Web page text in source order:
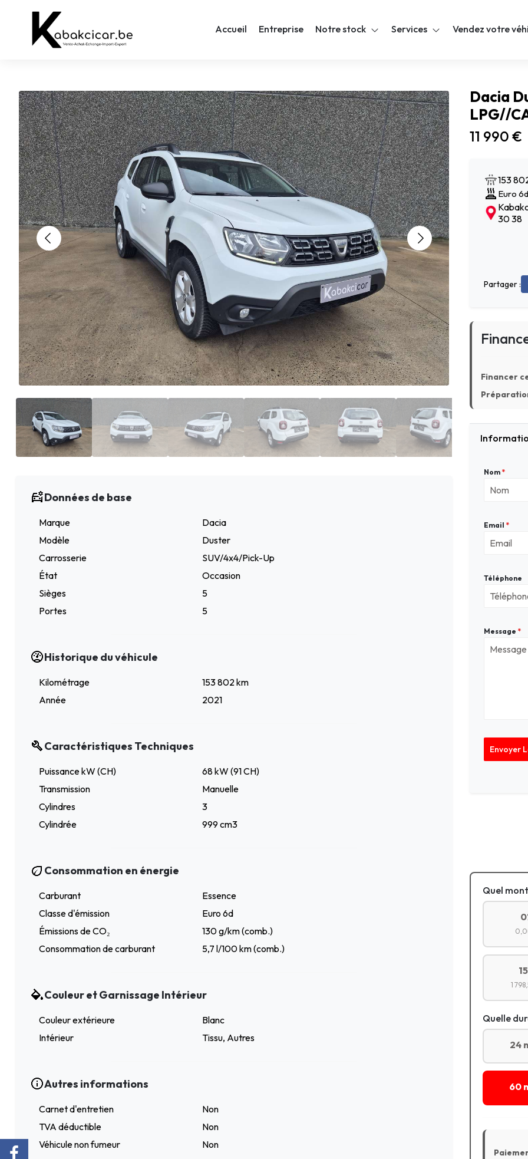
Accueil Entreprise Notre stock Services Vendez votre
Données de base
Marque
Dacia
Modèle
Duster
Carrosserie
SUV/4x4/Pick-Up
État
Occasion
Sièges
5
Portes
5
Historique du véhicule
Kilométrage
153 802 km
Année
2021
Caractéristiques Techniques
Puissance kW (CH)
68 kW (91 CH)
Transmission
Manuelle
Cylindres
3
Cylindrée
999 cm3
Consommation en énergie
Carburant
Essence
Classe d'émission
Euro 6d
Émissions de CO₂
130 g/km (comb.)
Consommation de carburant
5,7 l/100 km (comb.)
Couleur et Garnissage Intérieur
Couleur extérieure
Blanc
Intérieur
Tissu, Autres
Autres informations
Carnet d'entretien
Non
TVA déductible
Non
Véhicule non fumeur
Non
Dacia
LPG//
11 990 €
153
Euro 6d
30 38
Partager :
Financer
Nom *
Email *
Téléphone
Message *
Envoyer
Quel
1
Quelle
24
60